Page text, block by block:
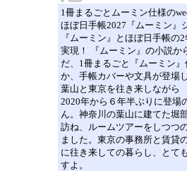
1冊まるごとムーミン仕様の
ほぼ日手帳2027『ムーミン』
『ムーミン』とほぼ日手帳の
実現！ 『ムーミン』の小説か
だ、1冊まるごと『ムーミン
か、手帳カバーや文具が登場し
葉山と東京を往き来しながら
2020年から６年半ぶりに登場
ん。神奈川の葉山に建てた堀
訪ね、ルームツアーをしつつ
ました。東京の事務所と賃貸
に往き来しての暮らし、とて
すよ。